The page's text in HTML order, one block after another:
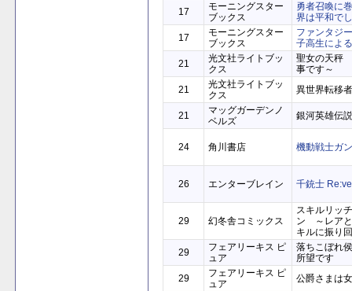
17
モーニングスター
ブックス
勇者召喚に
界は平和で
17
モーニングスター
ブックス
ファンタジ
子高生によ
21
光文社ライトブッ
クス
聖女の天秤
事です～
21
光文社ライトブッ
クス
異世界転移
21
マッグガーデンノ
ベルズ
銀河英雄伝
24 角川書店 機動戦士ガ
26 エンターブレイン 千銃士
29 幻冬舎コミックス
スキルリッ
ン ～レアと
キルに振り
29
フェアリーキス ピ
ュア
落ちこぼれ
所望です
29
フェアリーキス ピ
ュア
公爵さまは